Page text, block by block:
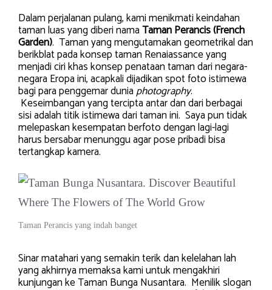
Dalam perjalanan pulang, kami menikmati keindahan
taman luas yang diberi namaTaman Perancis (French
Garden). Taman yang mengutamakan geometrikal dan
berikblat pada konsep taman Renaiassance yang
menjadi ciri khas konsep penataan taman dari negara-
negara Eropa ini, acapkali dijadikan spot foto istimewa
bagi para penggemar duniaphotography.
Keseimbangan yang tercipta antar dan dari berbagai
sisi adalah titik istimewa dari taman ini. Saya pun tidak
melepaskan kesempatan berfoto dengan lagi-lagi
harus bersabar menunggu agar pose pribadi bisa
tertangkap kamera.
Taman Perancis yang indah banget
Sinar matahari yang semakin terik dan kelelahan lah
yang akhirnya memaksa kami untuk mengakhiri
kunjungan ke Taman Bunga Nusantara. Menilik slogan